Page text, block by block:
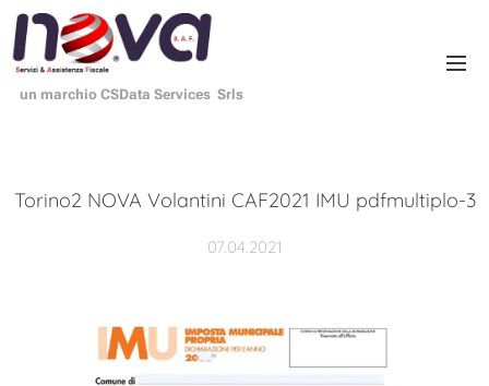
un marchio CSData Services Srls
Torino2 NOVA Volantini CAF2021 IMU pdfmultiplo-3
07.04.2021